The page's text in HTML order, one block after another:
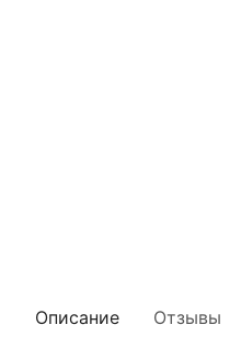
Описание Отзывы